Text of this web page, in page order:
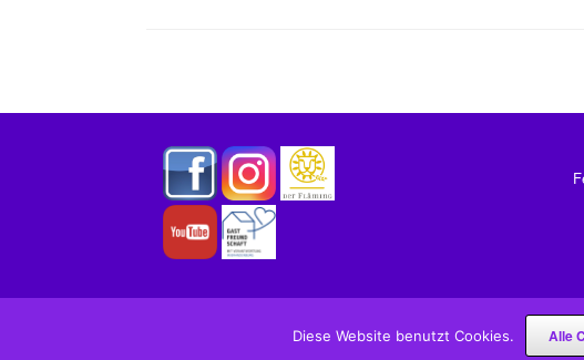
Diese Website benutzt Cookies. Alle